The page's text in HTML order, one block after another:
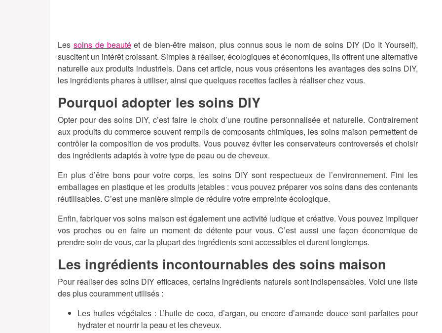
Les soins de beautéet de bien-être maison, plus connus sous le nom de soins DIY (Do It Yourself),
suscitent un intérêt croissant. Simples à réaliser, écologiques et économiques, ils offrent une alternative
naturelle aux produits industriels. Dans cet article, nous vous présentons les avantages des soins DIY,
les ingrédients phares à utiliser, ainsi que quelques recettes faciles à réaliser chez vous.
Pourquoi adopter les soins DIY
Opter pour des soins DIY, c’est faire le choix d’une routine personnalisée et naturelle. Contrairement
aux produits du commerce souvent remplis de composants chimiques, les soins maison permettent de
contrôler la composition de vos produits. Vous pouvez éviter les conservateurs controversés et choisir
des ingrédients adaptés à votre type de peau ou de cheveux.
En plus d’être bons pour votre corps, les soins DIY sont respectueux de l’environnement. Fini les
emballages en plastique et les produits jetables : vous pouvez préparer vos soins dans des contenants
réutilisables. C’est une manière simple de réduire votre empreinte écologique.
Enfin, fabriquer vos soins maison est également une activité ludique et créative. Vous pouvez impliquer
vos proches ou en faire un moment de détente pour vous. C’est aussi une façon économique de
prendre soin de vous, car la plupart des ingrédients sont accessibles et durent longtemps.
Les ingrédients incontournables des soins maison
Pour réaliser des soins DIY efficaces, certains ingrédients naturels sont indispensables. Voici une liste
des plus couramment utilisés :
Les huiles végétales: L’huile de coco, d’argan, ou encore d’amande douce sont parfaites pour
hydrater et nourrir la peau et les cheveux.